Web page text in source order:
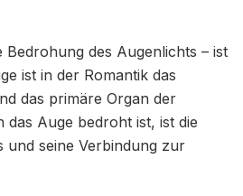
Bedrohung des Augenlichts – ist
ist in der Romantik das
das primäre Organ der
das Auge bedroht ist, ist die
und seine Verbindung zur